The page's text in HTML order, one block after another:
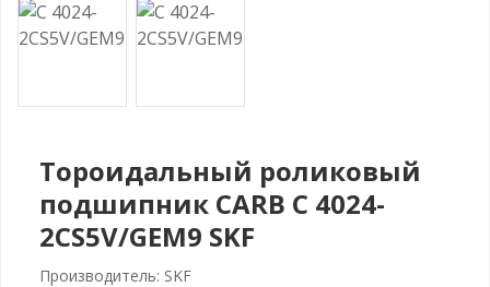
Тороидальный роликовый
подшипник CARB C 4024-
2CS5V/GEM9 SKF
Производитель: SKF